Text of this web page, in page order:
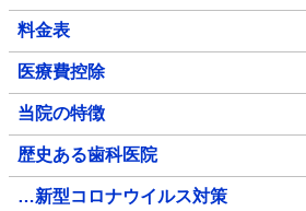
料金表
医療費控除
当院の特徴
歴史ある歯科医院
…新型コロナウイルス対策